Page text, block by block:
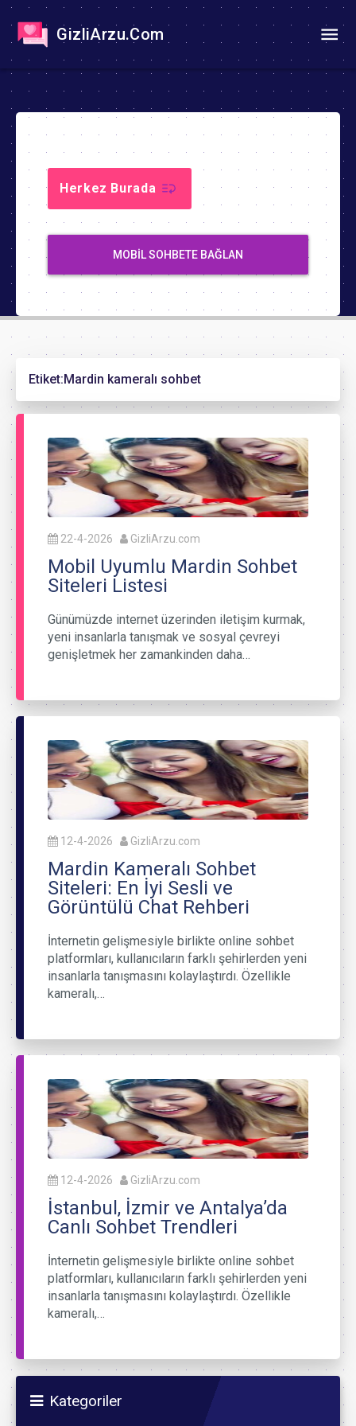
GizliArzu.Com
Herkez Burada
MOBIL SOHBETE BAĞLAN
Etiket:Mardin kameralı sohbet
22-4-2026 GizliArzu.com
Mobil Uyumlu Mardin Sohbet
Siteleri Listesi
Günümüzde internet üzerinden iletişim kurmak,
yeni insanlarla tanışmak ve sosyal çevreyi
genişletmek her zamankinden daha…
12-4-2026 GizliArzu.com
Mardin Kameralı Sohbet
Siteleri: En İyi Sesli ve
Görüntülü Chat Rehberi
İnternetin gelişmesiyle birlikte online sohbet
platformları, kullanıcıların farklı şehirlerden yeni
insanlarla tanışmasını kolaylaştırdı. Özellikle
kameralı,…
12-4-2026 GizliArzu.com
İstanbul, İzmir ve Antalya’da
Canlı Sohbet Trendleri
İnternetin gelişmesiyle birlikte online sohbet
platformları, kullanıcıların farklı şehirlerden yeni
insanlarla tanışmasını kolaylaştırdı. Özellikle
kameralı,…
Kategoriler